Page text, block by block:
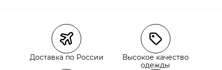
Курьерская доставка СДЭК
Самовывоз из пункта выдачи СДЭК
Самовывоз из наших магазинов
Доставка по России
Высокое качество
одежды